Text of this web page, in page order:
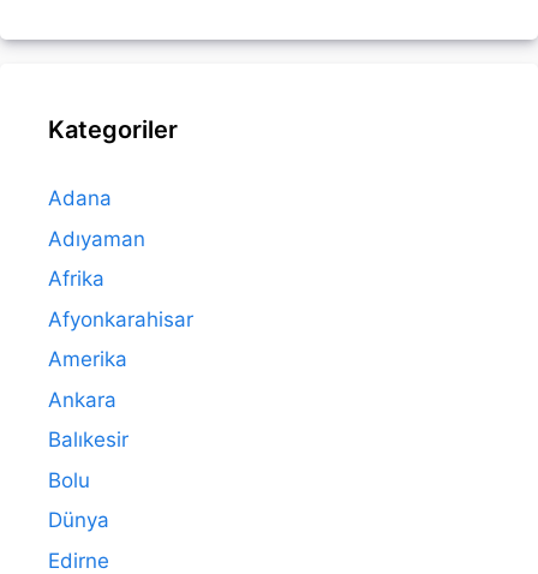
Kategoriler
Adana
Adıyaman
Afrika
Afyonkarahisar
Amerika
Ankara
Balıkesir
Bolu
Dünya
Edirne